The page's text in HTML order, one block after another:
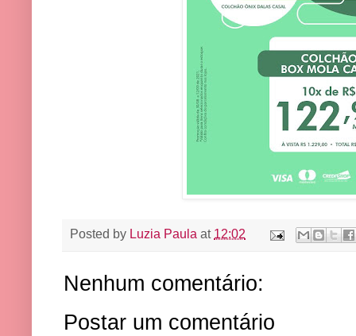
Posted by Luzia Paula at 12:02
Nenhum comentário:
Postar um comentário